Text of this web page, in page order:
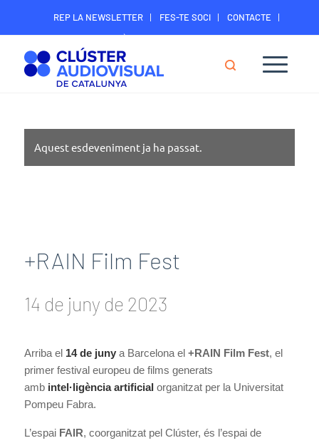
REP LA NEWSLETTER FES-TE SOCI
CONTACTE
ÀREA DIGITAL SOCIS
Aquest esdeveniment ja ha passat.
+RAIN Film Fest
14 de juny de 2023
Arriba el 14 de junya Barcelona el +RAIN Film Fest, el
primer festival europeu de films generats
amb intel·ligència artificial organitzat per la Universitat
Pompeu Fabra.
L’espai FAIR, coorganitzat pel Clúster, és l’espai de